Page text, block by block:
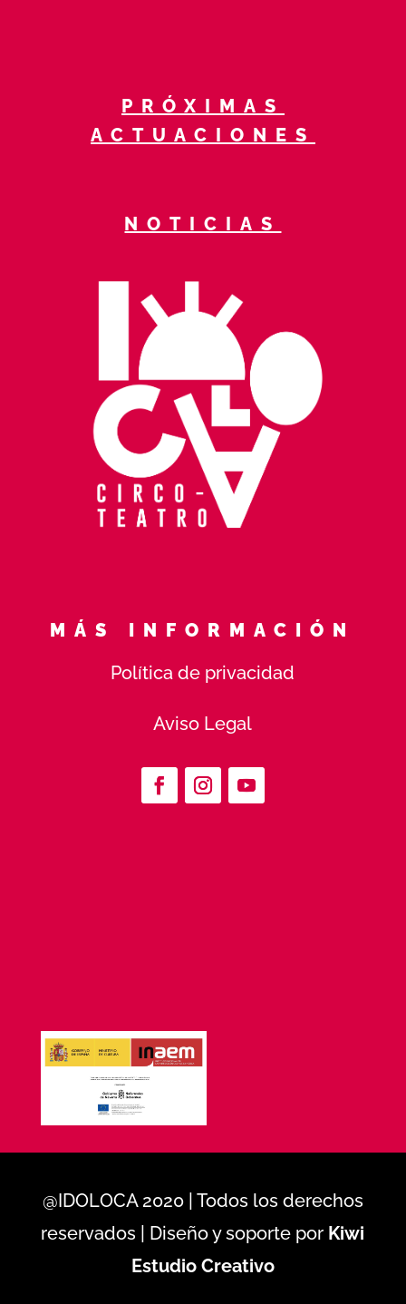
PRÓXIMAS
ACTUACIONES
NOTICIAS
MÁS INFORMACIÓN
Política de privacidad
Aviso Legal
@IDOLOCA 2020 | Todos los derechos
reservados | Diseño y soporte por Kiwi
Estudio Creativo